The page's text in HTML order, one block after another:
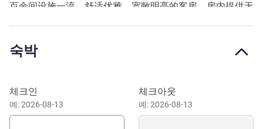
百余间设施一流，舒适优雅，宽敞明亮的客房，房内提供无
在您忙碌一天之后，使您在美居专属香氛下尽享轻松浪漫的
施配套齐全，空气清新，环境优美。无论您是商务出行，还
是旅游度假，这里都将为您提供全方位，高品质的服务，使
您尽享惬意时光。
숙박
이 호텔 예약하기
체크인
예: 2026-08-13
체크아웃
예: 2026-08-13